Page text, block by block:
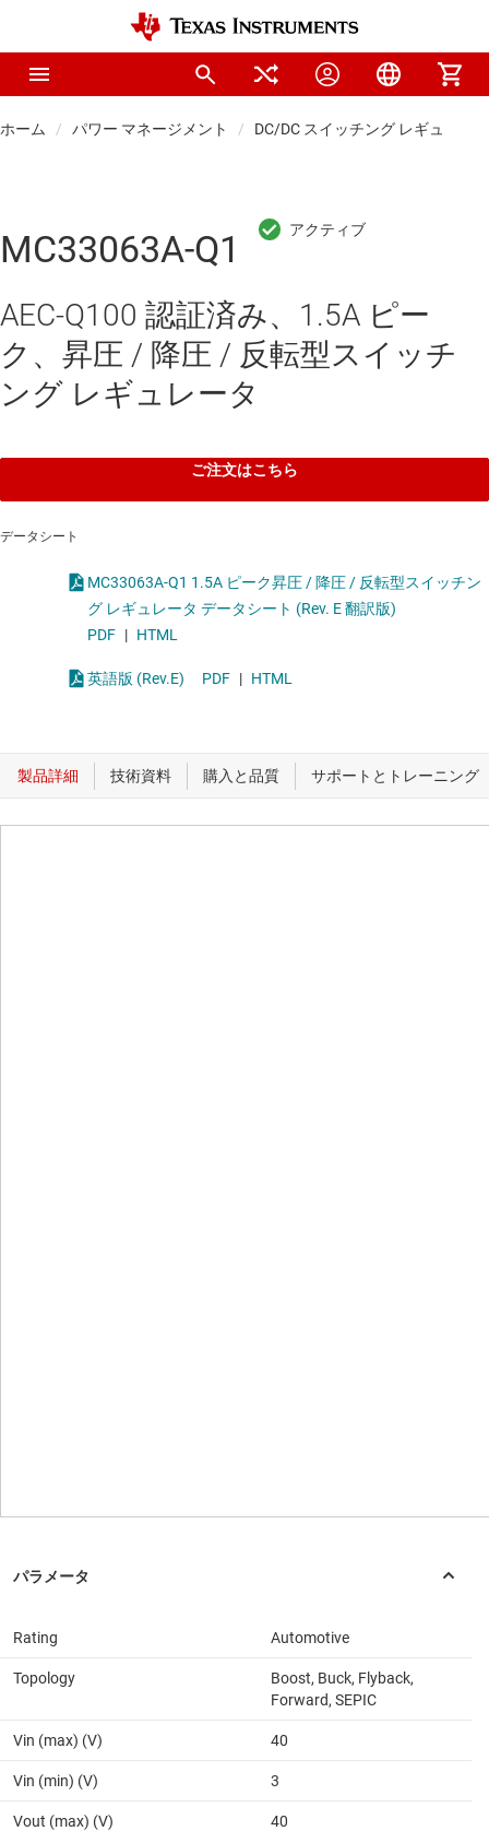
ホーム パワー マネージメント DC/DC スイッチング レギュレータ
MC33063A-Q1
AEC-Q100 認証済み、1.5A ピー
ク、昇圧 / 降圧 / 反転型スイッチ
ング レギュレータ
ご注文はこちら
データシート
MC33063A-Q1 1.5A ピーク昇圧 / 降圧 / 反転型スイッチン
グ レギュレータ データシート (Rev. E 翻訳版)
PDF | HTML
英語版 (Rev.E) PDF | HTML
Rating Automotive
Topology
Boost, Buck, Flyback,
Forward, SEPIC
Vin (max) (V) 40
Vin (min) (V) 3
Vout (max) (V) 40